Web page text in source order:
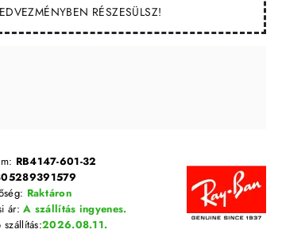
RÉSZESÜLSZ!
RB4147-601-32
Raktáron
szállítás:2026.08.11.
ár:A szállítás ingyenes.